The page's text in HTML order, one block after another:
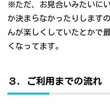
※ただ、お見合いみたいに
か決まらなかったりします
んが楽しくしていたとかで
くなってます。
３．ご利用までの流れ